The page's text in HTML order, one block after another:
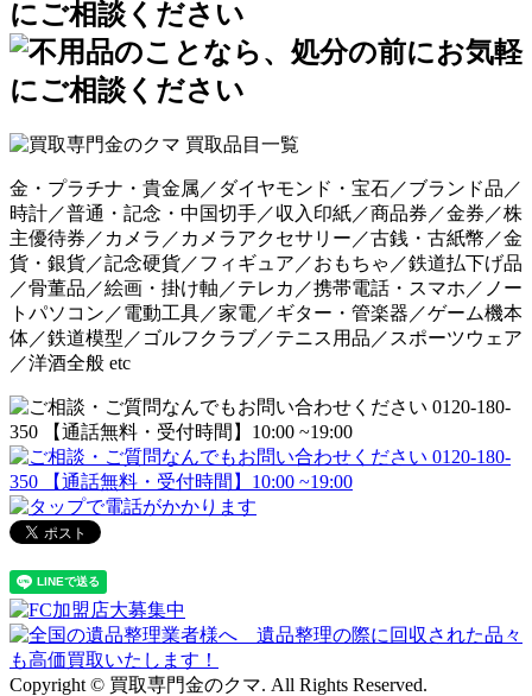
金・プラチナ・貴金属／ダイヤモンド・宝石／ブランド品／
時計／普通・記念・中国切手／収入印紙／商品券／金券／株
主優待券／カメラ／カメラアクセサリー／古銭・古紙幣／金
貨・銀貨／記念硬貨／フィギュア／おもちゃ／鉄道払下げ品
／骨董品／絵画・掛け軸／テレカ／携帯電話・スマホ／ノー
トパソコン／電動工具／家電／ギター・管楽器／ゲーム機本
体／鉄道模型／ゴルフクラブ／テニス用品／スポーツウェア
／洋酒全般 etc
Copyright © 買取専門金のクマ. All Rights Reserved.